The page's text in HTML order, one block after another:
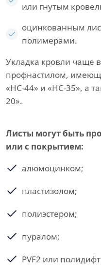
или гнутым
оцинкованным
полимерами.
Укладка кровли чаще
профнастилом,
«НС-44» и «НС-35», а
20».
Листы могут быть
или с покрытием:
алюмоцинком;
пластизолом;
полиэстером;
пуралом;
PVF2 или